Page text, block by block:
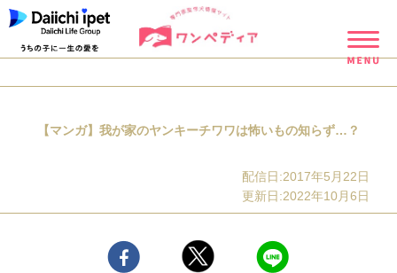
【マンガ】我が家のヤンキーチワワは怖いもの知らず…？
配信日:2017年5月22日
更新日:2022年10月6日